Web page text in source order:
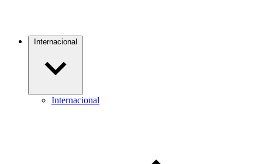
Internacional
Internacional